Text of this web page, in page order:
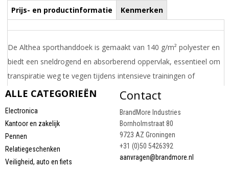
Prijs- en productinformatie Kenmerken
De Althea sporthanddoek is gemaakt van 140 g/m² polyester en
biedt een sneldrogend en absorberend oppervlak, essentieel om
transpiratie weg te vegen tijdens intensieve trainingen of
buitenactiviteiten. Met zijn royale afmetingen van 50 cm x 100
fitnessroutines en buitenavonturen.
Draai uw mobiel voor de Prijs informatie
Contact
BrandMore Industries
Bornholmstraat 80
9723 AZ Groningen
+31 (0)50 5426392
aanvragen@brandmore.nl
ALLE CATEGORIEËN
Electronica
Kantoor en zakelijk
Pennen
Relatiegeschenken
Veiligheid, auto en fiets